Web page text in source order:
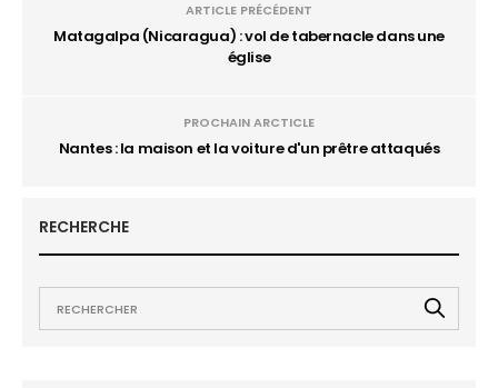
ARTICLE PRÉCÉDENT
Matagalpa (Nicaragua) : vol de tabernacle dans une
église
PROCHAIN ARCTICLE
Nantes : la maison et la voiture d'un prêtre attaqués
RECHERCHE